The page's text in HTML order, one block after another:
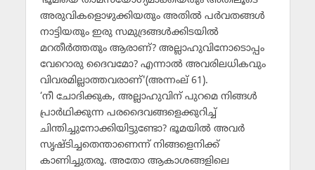
അരുവികളൊഴുക്കിയതും അതില്‍ പര്‍വതങ്ങള്‍
നാട്ടിയതും ഇരു സമുദ്രങ്ങള്‍ക്കിടയില്‍
മറതീര്‍ത്തതും ആരാണ്? അല്ലാഹുവിനോടൊപ്പം
വേറൊരു ദൈവമോ? എന്നാല്‍ അവരിലധികവും
വിവരമില്ലാത്തവരാണ്'(അന്നംല് 61).
‘നീ ചോദിക്കുക, അല്ലാഹുവിന് പുറമെ നിങ്ങള്‍
പ്രാര്‍ഥിക്കുന്ന പരദൈവങ്ങളെക്കുറിച്ച്
ചിന്തിച്ചുനോക്കിയിട്ടുണ്ടോ? ഭൂമയില്‍ അവര്‍
സൃഷ്ടിച്ചതെന്താണെന്ന് നിങ്ങളെനിക്ക്
കാണിച്ചുതരൂ. അതോ ആകാശങ്ങളിലെ